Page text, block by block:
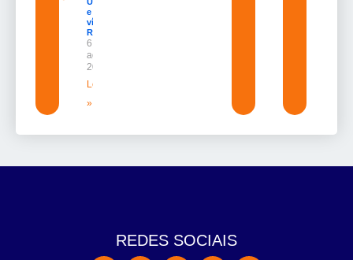
e grava
vídeo para
Randolfe
6 de
agosto de
2026
Leia mais
»
REDES SOCIAIS